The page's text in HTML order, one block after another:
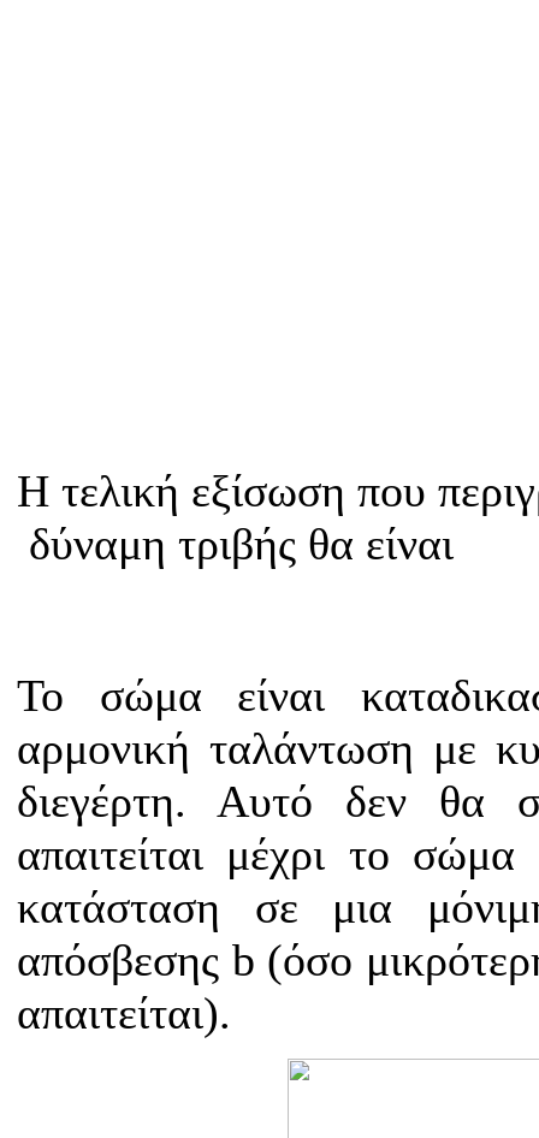
Η τελική εξίσωση που
δύναμη τριβής θα είναι
Το σώμα είναι
αρμονική ταλάντωση με
διεγέρτη. Αυτό δεν θα
απαιτείται μέχρι το
κατάσταση σε μια
απόσβεσης b (όσο
απαιτείται).